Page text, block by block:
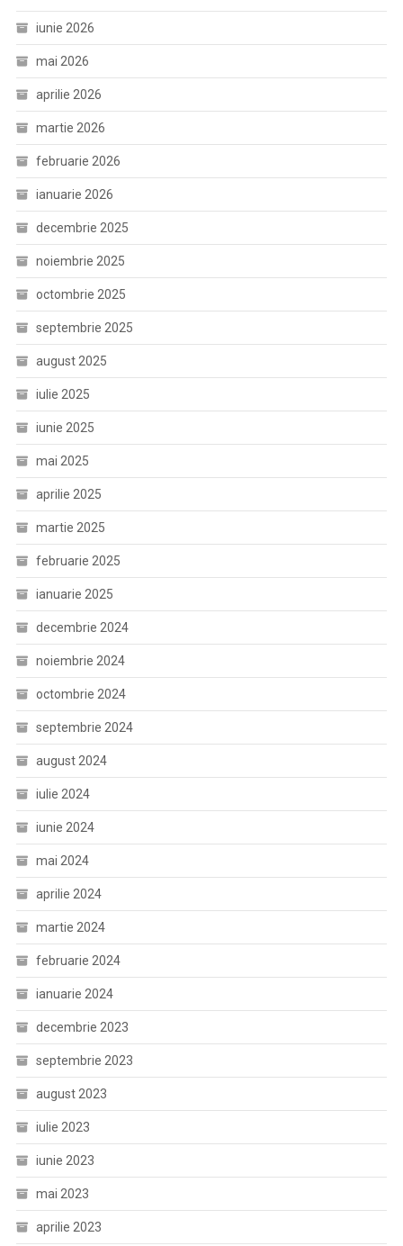
iunie 2026
mai 2026
aprilie 2026
martie 2026
februarie 2026
ianuarie 2026
decembrie 2025
noiembrie 2025
octombrie 2025
septembrie 2025
august 2025
iulie 2025
iunie 2025
mai 2025
aprilie 2025
martie 2025
februarie 2025
ianuarie 2025
decembrie 2024
noiembrie 2024
octombrie 2024
septembrie 2024
august 2024
iulie 2024
iunie 2024
mai 2024
aprilie 2024
martie 2024
februarie 2024
ianuarie 2024
decembrie 2023
septembrie 2023
august 2023
iulie 2023
iunie 2023
mai 2023
aprilie 2023